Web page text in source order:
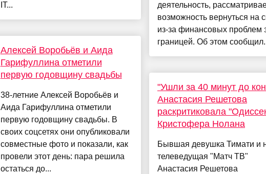
IT...
Алексей Воробьёв и Аида
Гарифуллина отметили
первую годовщину свадьбы
38-летние Алексей Воробьёв и
Аида Гарифуллина отметили
первую годовщину свадьбы. В
своих соцсетях они опубликовали
совместные фото и показали, как
провели этот день: пара решила
остаться до...
деятельность,
возможность вернуться на
из-за финансовых проблем
границей. Об этом
"Ушли за 40 минут до
Анастасия Решетова
раскритиковала
Кристофера Нолана
Бывшая девушка Тимати и
телеведущая "Матч ТВ"
Анастасия Решетова